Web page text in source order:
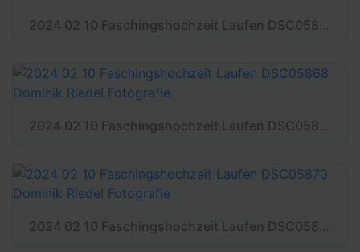
2024 02 10 Faschingshochzeit Laufen DSC05864 Dominik Riedel Fotografie
2024 02 10 Faschingshochzeit Laufen DSC05868 Dominik Riedel Fotografie
2024 02 10 Faschingshochzeit Laufen DSC05870 Dominik Riedel Fotografie